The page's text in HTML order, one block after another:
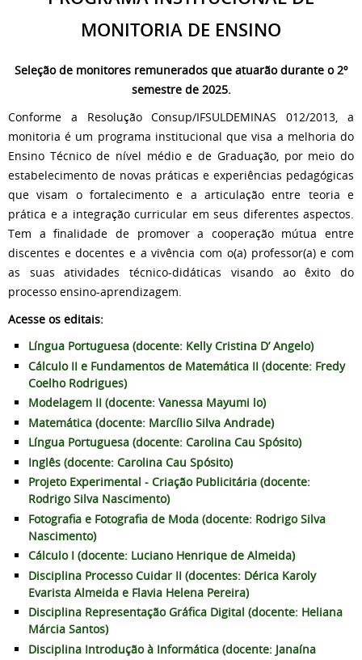
MONITORIA DE ENSINO
Seleção de monitores remunerados que atuarão durante o 2º
semestre de 2025.
Conforme a Resolução Consup/IFSULDEMINAS 012/2013, a
monitoria é um programa institucional que visa a melhoria do
Ensino Técnico de nível médio e de Graduação, por meio do
estabelecimento de novas práticas e experiências pedagógicas
que visam o fortalecimento e a articulação entre teoria e
prática e a integração curricular em seus diferentes aspectos.
Tem a finalidade de promover a cooperação mútua entre
discentes e docentes e a vivência com o(a) professor(a) e com
as suas atividades técnico-didáticas visando ao êxito do
processo ensino-aprendizagem.
Acesse os editais:
Língua Portuguesa (docente: Kelly Cristina D’ Angelo)
Cálculo II e Fundamentos de Matemática II (docente: Fredy
Coelho Rodrigues)
Modelagem II (docente: Vanessa Mayumi lo)
Matemática (docente: Marcílio Silva Andrade)
Língua Portuguesa (docente: Carolina Cau Spósito)
Inglês (docente: Carolina Cau Spósito)
Projeto Experimental - Criação Publicitária (docente:
Rodrigo Silva Nascimento)
Fotografia e Fotografia de Moda (docente: Rodrigo Silva
Nascimento)
Cálculo I (docente: Luciano Henrique de Almeida)
Disciplina Processo Cuidar II (docentes: Dérica Karoly
Evarista Almeida e Flavia Helena Pereira)
Disciplina Representação Gráfica Digital (docente: Heliana
Márcia Santos)
Disciplina Introdução à Informática (docente: Janaína